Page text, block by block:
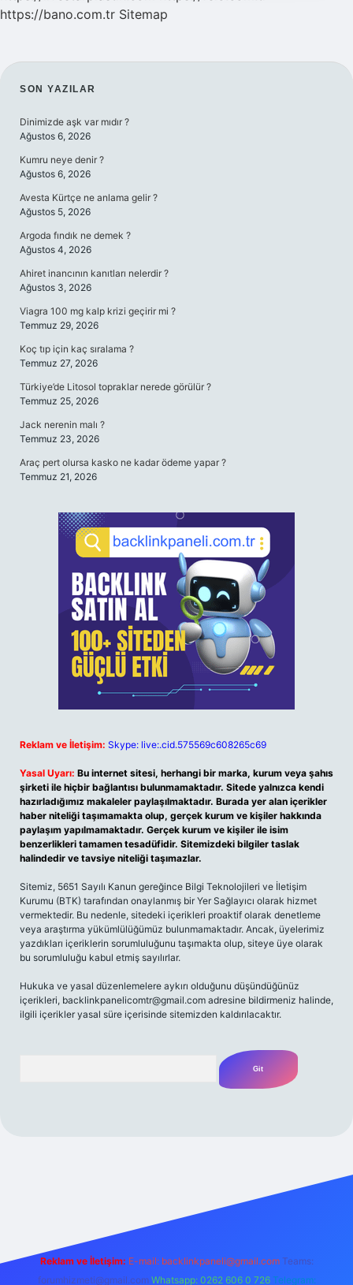
https://bano.com.tr Sitemap
SIDEBAR
SON YAZILAR
Dinimizde aşk var mıdır ?
Ağustos 6, 2026
Kumru neye denir ?
Ağustos 6, 2026
Avesta Kürtçe ne anlama gelir ?
Ağustos 5, 2026
Argoda fındık ne demek ?
Ağustos 4, 2026
Ahiret inancının kanıtları nelerdir ?
Ağustos 3, 2026
Viagra 100 mg kalp krizi geçirir mi ?
Temmuz 29, 2026
Koç tıp için kaç sıralama ?
Temmuz 27, 2026
Türkiye’de Litosol topraklar nerede görülür ?
Temmuz 25, 2026
Jack nerenin malı ?
Temmuz 23, 2026
Araç pert olursa kasko ne kadar ödeme yapar ?
Temmuz 21, 2026
Reklam ve İletişim: Skype: live:.cid.575569c608265c69
Yasal Uyarı: Bu internet sitesi, herhangi bir marka, kurum veya şahıs
şirketi ile hiçbir bağlantısı bulunmamaktadır. Sitede yalnızca kendi
hazırladığımız makaleler paylaşılmaktadır. Burada yer alan içerikler
haber niteliği taşımamakta olup, gerçek kurum ve kişiler hakkında
paylaşım yapılmamaktadır. Gerçek kurum ve kişiler ile isim
benzerlikleri tamamen tesadüfidir. Sitemizdeki bilgiler taslak
halindedir ve tavsiye niteliği taşımazlar.
Sitemiz, 5651 Sayılı Kanun gereğince Bilgi Teknolojileri ve İletişim
Kurumu (BTK) tarafından onaylanmış bir Yer Sağlayıcı olarak hizmet
vermektedir. Bu nedenle, sitedeki içerikleri proaktif olarak denetleme
veya araştırma yükümlülüğümüz bulunmamaktadır. Ancak, üyelerimiz
yazdıkları içeriklerin sorumluluğunu taşımakta olup, siteye üye olarak
bu sorumluluğu kabul etmiş sayılırlar.
Hukuka ve yasal düzenlemelere aykırı olduğunu düşündüğünüz
içerikleri, backlinkpanelicomtr@gmail.com adresine bildirmeniz halinde,
ilgili içerikler yasal süre içerisinde sitemizden kaldırılacaktır.
m elexbet
Reklam ve İletişim: E-mail: backlinkpaneli@gmail.com Teams:
forumhizmeti@gmail.com Whatsapp: 0262 606 0 726 Telegram: